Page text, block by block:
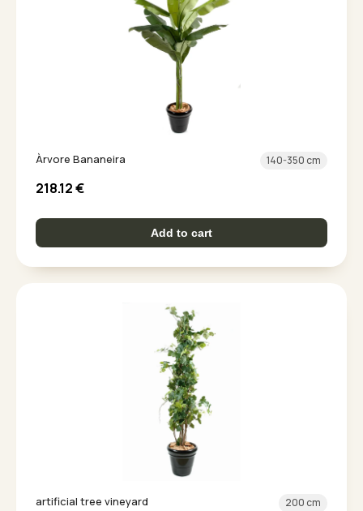
Àrvore Bananeira 140-350 cm
218.12€
Add to cart
artificial tree vineyard 200 cm